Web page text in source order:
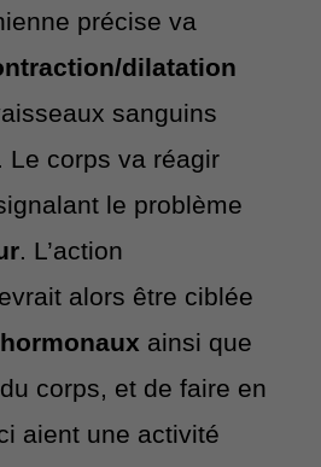
précise va
dilatation
sanguins
Le corps va réagir
le problème
. L’action
alors être ciblée
ainsi que
corps, et de faire en
aient une activité